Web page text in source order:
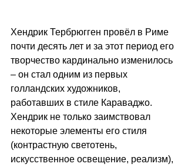
Хендрик Тербрюгген провёл в Риме
почти десять лет и за этот период его
творчество кардинально изменилось
– он стал одним из первых
голландских художников,
работавших в стиле Караваджо.
Хендрик не только заимствовал
некоторые элементы его стиля
(контрастную светотень,
искусственное освещение, реализм),